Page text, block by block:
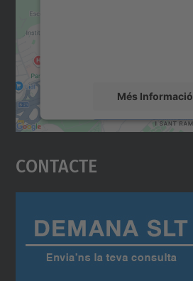
Més Informació
Accepta
powered by
Contacte